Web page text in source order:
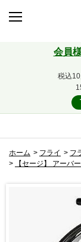
会員
税込
ホーム > フライ > フ
>
【セージ】 アーバ